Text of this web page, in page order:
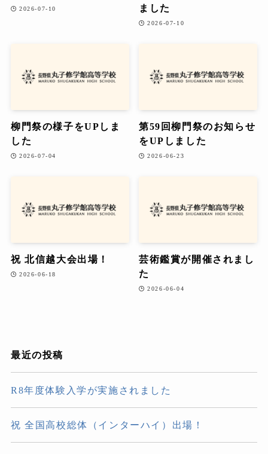
2026-07-10
ました
2026-07-10
柳門祭の様子をUPしま
した
2026-07-04
第59回柳門祭のお知らせ
をUPしました
2026-06-23
祝 北信越大会出場！
2026-06-18
芸術鑑賞が開催されまし
た
2026-06-04
最近の投稿
R8年度体験入学が実施されました
祝 全国高校総体（インターハイ）出場！